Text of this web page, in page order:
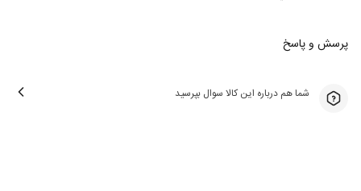
پرسش و پاسخ
شما هم درباره این کالا سوال بپرسید